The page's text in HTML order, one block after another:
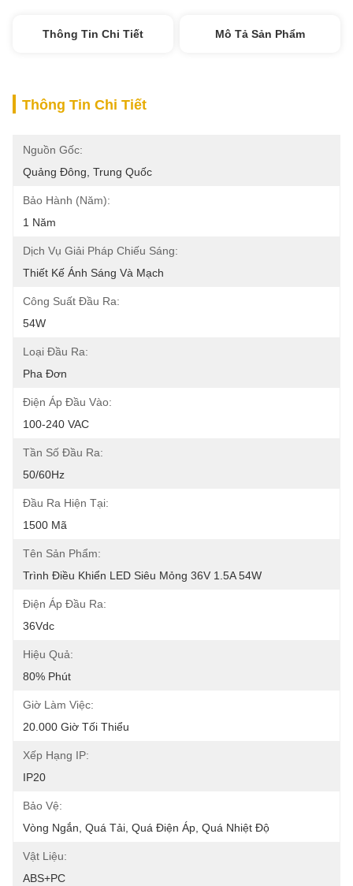
Thông Tin Chi Tiết Mô Tả Sản Phẩm
Thông Tin Chi Tiết
Nguồn Gốc:
Quảng Đông, Trung Quốc
Bảo Hành (năm):
1 Năm
Dịch Vụ Giải Pháp Chiếu Sáng:
Thiết Kế Ánh Sáng Và Mạch
Công Suất Đầu Ra:
54W
Loại Đầu Ra:
Pha Đơn
Điện Áp Đầu Vào:
100-240 VAC
Tần Số Đầu Ra:
50/60Hz
Đầu Ra Hiện Tại:
1500 Mã
Tên Sản Phẩm:
Trình Điều Khiển LED Siêu Mỏng 36V 1.5A 54W
Điện Áp Đầu Ra:
36Vdc
Hiệu Quả:
80% Phút
Giờ Làm Việc:
20.000 Giờ Tối Thiểu
Xếp Hạng IP:
IP20
Bảo Vệ:
Vòng Ngắn, Quá Tải, Quá Điện Áp, Quá Nhiệt Độ
Vật Liệu:
ABS+PC